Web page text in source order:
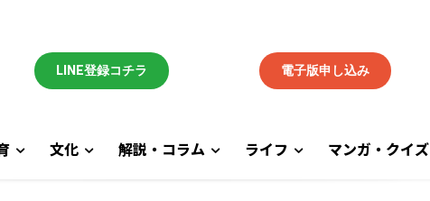
LINE登録コチラ 電子版申し込み
文化 解説・コラム ライフ マンガ・クイズ